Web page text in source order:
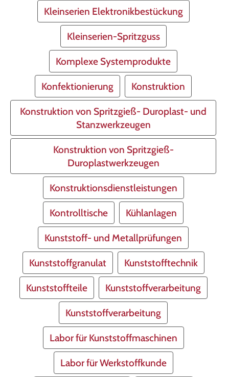
Kleinserien Elektronikbestückung
Kleinserien-Spritzguss
Komplexe Systemprodukte
Konfektionierung Konstruktion
Konstruktion von Spritzgieß- Duroplast- und
Stanzwerkzeugen
Konstruktion von Spritzgieß-
Duroplastwerkzeugen
Konstruktionsdienstleistungen
Kontrolltische Kühlanlagen
Kunststoff- und Metallprüfungen
Kunststoffgranulat Kunststofftechnik
Kunststoffteile Kunststoffverarbeitung
Kunststoffverarbeitung
Labor für Kunststoffmaschinen
Labor für Werkstoffkunde